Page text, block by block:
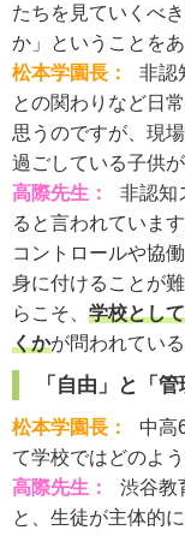
たちを見ていくべ
か」ということを
松本学園長：
非認
との関わりなど日
思うのですが、現
過ごしている子供
高際先生：
非認知
ると言われていま
コントロールや協
身に付けることが
らこそ、 学校とし
くかが問われてい
「自由」と「
松本学園長：
中高
て学校ではどのよ
高際先生：
渋谷教
と、生徒が主体的